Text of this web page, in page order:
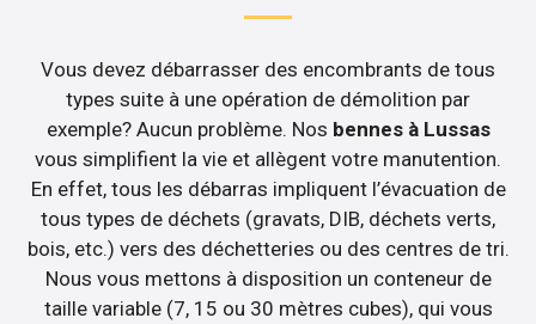
Vous devez débarrasser des encombrants de tous
types suite à une opération de démolition par
exemple? Aucun problème. Nos bennes à Lussas
vous simplifient la vie et allègent votre manutention.
En effet, tous les débarras impliquent l’évacuation de
tous types de déchets (gravats, DIB, déchets verts,
bois, etc.) vers des déchetteries ou des centres de tri.
Nous vous mettons à disposition un conteneur de
taille variable (7, 15 ou 30 mètres cubes), qui vous